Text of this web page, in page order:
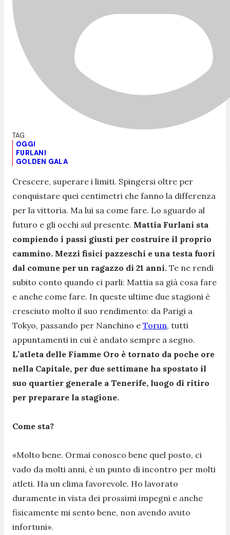
OGGI
FURLANI
GOLDEN GALA
Crescere, superare i limiti. Spingersi oltre per
conquistare quei centimetri che fanno la differenza
per la vittoria. Ma lui sa come fare. Lo sguardo al
futuro e gli occhi sul presente. Mattia Furlani sta
compiendo i passi giusti per costruire il proprio
cammino. Mezzi fisici pazzeschi e una testa fuori
dal comune per un ragazzo di 21 anni. Te ne rendi
subito conto quando ci parli: Mattia sa già cosa fare
e anche come fare. In queste ultime due stagioni è
cresciuto molto il suo rendimento: da Parigi a
Tokyo, passando per Nanchino e Torun, tutti
appuntamenti in cui è andato sempre a segno.
L’atleta delle Fiamme Oro è tornato da poche ore
nella Capitale, per due settimane ha spostato il
suo quartier generale a Tenerife, luogo di ritiro
per preparare la stagione.
Come sta?
«Molto bene. Ormai conosco bene quel posto, ci
vado da molti anni, è un punto di incontro per molti
atleti. Ha un clima favorevole. Ho lavorato
duramente in vista dei prossimi impegni e anche
fisicamente mi sento bene, non avendo avuto
infortuni».